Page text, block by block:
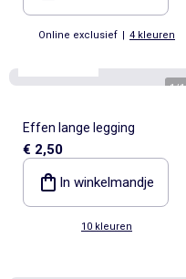
Online exclusief | 4 kleuren
1/1
Effen lange legging
€ 2,50
In winkelmandje
10 kleuren